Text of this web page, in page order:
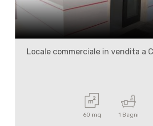
Locale commerciale in vendita a
60 mq 1 Bagni